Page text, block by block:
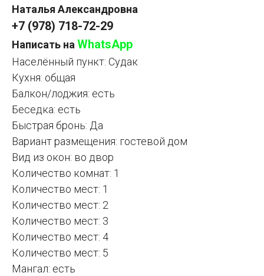
Наталья Александровна
+7 (978) 718-72-29
Написать наWhatsApp
Населённый пункт: Судак
Кухня: общая
Балкон/лоджия: есть
Беседка: есть
Быстрая бронь: Да
Вариант размещения: гостевой дом
Вид из окон: во двор
Количество комнат: 1
Количество мест: 1
Количество мест: 2
Количество мест: 3
Количество мест: 4
Количество мест: 5
Мангал: есть